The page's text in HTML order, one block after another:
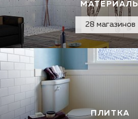
МАТЕРИАЛЫ
28 магазинов
ПЛИТКА